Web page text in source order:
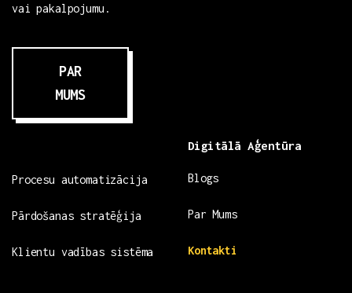
vai pakalpojumu.
PAR
MUMS
Procesu automatizācija
Pārdošanas stratēģija
Klientu vadības sistēma
Digitālā Aģentūra
Blogs
Par Mums
Kontakti